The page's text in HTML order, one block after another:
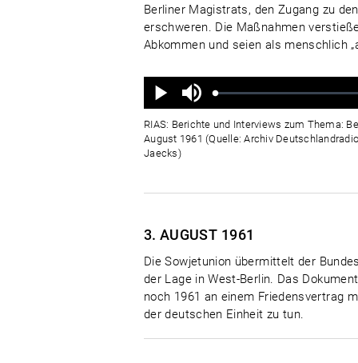
Berliner Magistrats, den Zugang zu
erschweren. Die Maßnahmen
Abkommen und seien als menschlich
Wiedergabe
Ton
aus
Geladen:
Status:
RIAS: Berichte und Interviews zum Thema:
August 1961 (Quelle: Archiv
Jaecks)
3. AUGUST 1961
Die Sowjetunion übermittelt der
der Lage in West-Berlin. Das
noch 1961 an einem Friedensvertrag
der deutschen Einheit zu tun.